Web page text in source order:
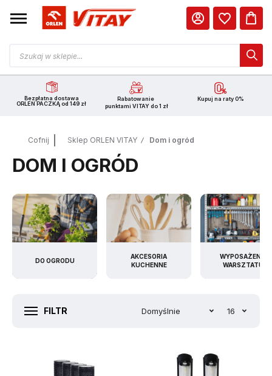
Bezpłatna dostawa
ORLEN PACZKĄ od 149 zł
Rabatowanie
punktami VITAY do 1 zł
Kupuj na raty 0%
Cofnij Sklep ORLEN VITAY Dom i ogród
DOM I OGRÓD
DO OGRODU
AKCESORIA
KUCHENNE
WYPOSAŻENIE
WARSZTATU
FILTR Domyślnie 16